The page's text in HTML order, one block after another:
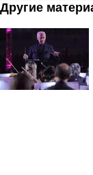
Другие